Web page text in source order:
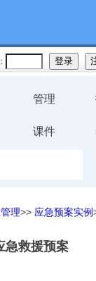
管理
课件
理>> 应急预案实例
急救援预案